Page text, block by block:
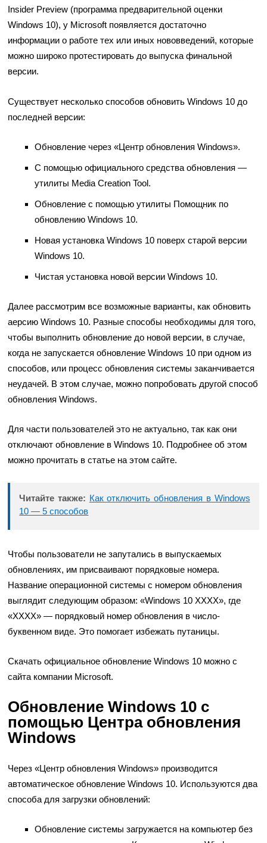
Insider Preview (программа предварительной оценки
Windows 10), у Microsoft появляется достаточно
информации о работе тех или иных нововведений, которые
можно широко протестировать до выпуска финальной
версии.
Существует несколько способов обновить Windows 10 до
последней версии:
Обновление через «Центр обновления Windows».
С помощью официального средства обновления —
утилиты Media Creation Tool.
Обновление с помощью утилиты Помощник по
обновлению Windows 10.
Новая установка Windows 10 поверх старой версии
Windows 10.
Чистая установка новой версии Windows 10.
Далее рассмотрим все возможные варианты, как обновить
аерсию Windows 10. Разные способы необходимы для того,
чтобы выполнить обновление до новой версии, в случае,
когда не запускается обновление Windows 10 при одном из
способов, или процесс обновления системы заканчивается
неудачей. В этом случае, можно попробовать другой способ
обновления Windows.
Для части пользователей это не актуально, так как они
отключают обновление в Windows 10. Подробнее об этом
можно прочитать в статье на этом сайте.
Читайте также: Как отключить обновления в Windows
10 — 5 способов
Чтобы пользователи не запутались в выпускаемых
обновлениях, им присваивают порядковые номера.
Название операционной системы с номером обновления
выглядит следующим образом: «Windows 10 XXXX», где
«XXXX» — порядковый номер обновления в число-
буквенном виде. Это помогает избежать путаницы.
Скачать официальное обновление Windows 10 можно с
сайта компании Microsoft.
Обновление Windows 10 с
помощью Центра обновления
Windows
Через «Центр обновления Windows» производится
автоматическое обновление Windows 10. Используются два
способа для загрузки обновлений:
Обновление системы загружается на компьютер без